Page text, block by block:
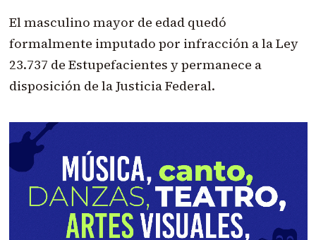
El masculino mayor de edad quedó
formalmente imputado por infracción a la Ley
23.737 de Estupefacientes y permanece a
disposición de la Justicia Federal.